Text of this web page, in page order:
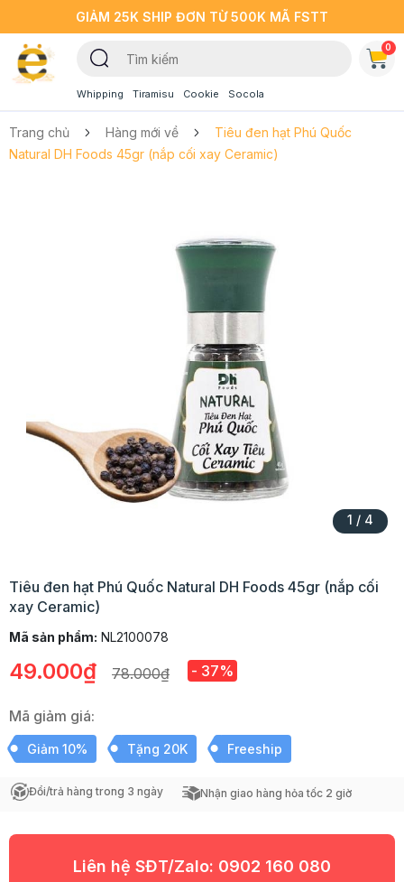
GIẢM 25K SHIP ĐƠN TỪ 500K MÃ FSTT
Whipping Tiramisu Cookie Socola
0
Trang chủ Hàng mới về
Tiêu đen hạt Phú Quốc
Natural DH Foods 45gr (nắp cối xay Ceramic)
1 / 4
Tiêu đen hạt Phú Quốc Natural DH Foods 45gr (nắp cối
xay Ceramic)
Mã sản phẩm: NL2100078
49.000₫ 78.000₫ - 37%
Mã giảm giá:
Giảm 10% Tặng 20K Freeship
Đổi/trả hàng trong 3 ngày Nhận giao hàng hỏa tốc 2 giờ
Liên hệ SĐT/Zalo: 0902 160 080